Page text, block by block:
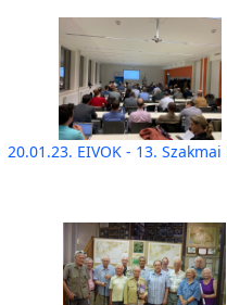
20.01.23. EIVOK - 13. Szakmai